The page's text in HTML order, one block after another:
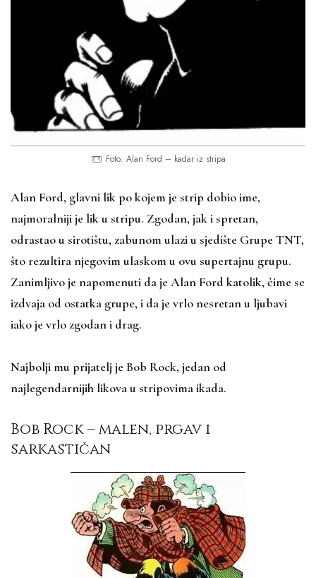
Foto: Alan Ford – kadar iz stripa
Alan Ford, glavni lik po kojem je strip dobio ime,
najmoralniji je lik u stripu. Zgodan, jak i spretan,
odrastao u sirotištu, zabunom ulazi u sjedište Grupe TNT,
što rezultira njegovim ulaskom u ovu supertajnu grupu.
Zanimljivo je napomenuti da je Alan Ford katolik, čime se
izdvaja od ostatka grupe, i da je vrlo nesretan u ljubavi
iako je vrlo zgodan i drag.
Najbolji mu prijatelj je Bob Rock, jedan od
najlegendarnijih likova u stripovima ikada.
Bob Rock – malen, prgav i
sarkastičan